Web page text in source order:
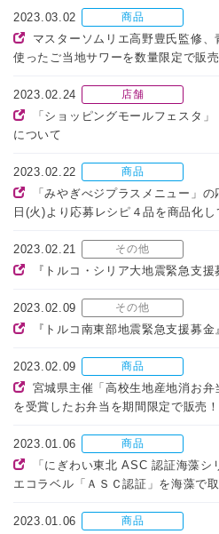
2023.03.02 商品
マスターソムリエ高野豊氏監修
使ったご当地サワーを数量限定で販売
2023.02.24 店舗
「ショッピングモールフェスタ
について
2023.02.22 商品
「みやぎべジプラスメニュー」
日(火)より応募レシピ４品を商品化し
2023.02.21 その他
『トルコ・シリア大地震緊急支
2023.02.09 その他
『トルコ南東部地震緊急支援募
2023.02.09 商品
宮城県主催「高校生地産地消お弁
を受賞したお弁当を期間限定で販売！
2023.01.06 商品
「にぎわい東北 ASC 認証海藻
エコラベル「ＡＳＣ認証」を海藻で
2023.01.06 商品